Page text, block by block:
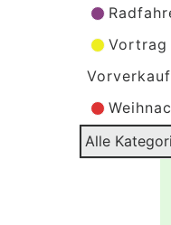
Vortrag
Vorverkauf
Alle